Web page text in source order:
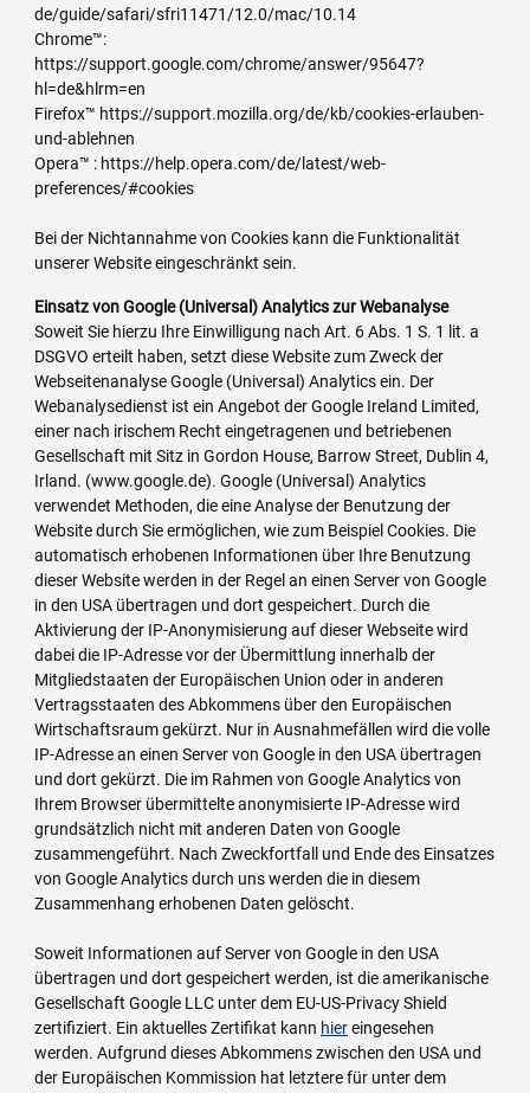
de/guide/safari/sfri11471/12.0/mac/10.14
Chrome™:
https://support.google.com/chrome/answer/95647?
hl=de&hlrm=en
Firefox™ https://support.mozilla.org/de/kb/cookies-erlauben-
und-ablehnen
Opera™ : https://help.opera.com/de/latest/web-
preferences/#cookies
Bei der Nichtannahme von Cookies kann die Funktionalität
unserer Website eingeschränkt sein.
Einsatz von Google (Universal) Analytics zur Webanalyse
Soweit Sie hierzu Ihre Einwilligung nach Art. 6 Abs. 1 S. 1 lit. a
DSGVO erteilt haben, setzt diese Website zum Zweck der
Webseitenanalyse Google (Universal) Analytics ein. Der
Webanalysedienst ist ein Angebot der Google Ireland Limited,
einer nach irischem Recht eingetragenen und betriebenen
Gesellschaft mit Sitz in Gordon House, Barrow Street, Dublin 4,
Irland. (www.google.de). Google (Universal) Analytics
verwendet Methoden, die eine Analyse der Benutzung der
Website durch Sie ermöglichen, wie zum Beispiel Cookies. Die
automatisch erhobenen Informationen über Ihre Benutzung
dieser Website werden in der Regel an einen Server von Google
in den USA übertragen und dort gespeichert. Durch die
Aktivierung der IP-Anonymisierung auf dieser Webseite wird
dabei die IP-Adresse vor der Übermittlung innerhalb der
Mitgliedstaaten der Europäischen Union oder in anderen
Vertragsstaaten des Abkommens über den Europäischen
Wirtschaftsraum gekürzt. Nur in Ausnahmefällen wird die volle
IP-Adresse an einen Server von Google in den USA übertragen
und dort gekürzt. Die im Rahmen von Google Analytics von
Ihrem Browser übermittelte anonymisierte IP-Adresse wird
grundsätzlich nicht mit anderen Daten von Google
zusammengeführt. Nach Zweckfortfall und Ende des Einsatzes
von Google Analytics durch uns werden die in diesem
Zusammenhang erhobenen Daten gelöscht.
Soweit Informationen auf Server von Google in den USA
übertragen und dort gespeichert werden, ist die amerikanische
Gesellschaft Google LLC unter dem EU-US-Privacy Shield
zertifiziert. Ein aktuelles Zertifikat kann hiereingesehen
werden. Aufgrund dieses Abkommens zwischen den USA und
der Europäischen Kommission hat letztere für unter dem